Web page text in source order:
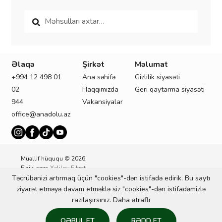
Search
for:
Search
Əlaqə
+994 12 498 01
02
944
office@anadolu.az
Şirkət
Ana səhifə
Haqqımızda
Vakansiyalar
Məlumat
Gizlilik siyasəti
Geri qaytarma siyasəti
Müəllif hüququ © 2026.
Fiziki şəxs Xəlilov Fikrət
Rza oğlutərəfindən
ilə.
VÖEN:1700258842.
Təcrübənizi artırmaq üçün "cookies"-dən istifadə edirik. Bu saytı
ziyarət etməyə davam etməklə siz "cookies"-dən istifadəmizlə
razılaşırsınız. Daha ətraflı